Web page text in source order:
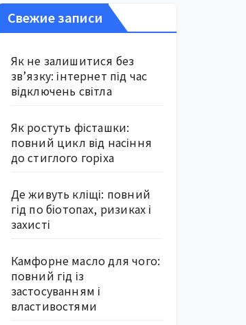
Свежие записи
Як не залишитися без
зв’язку: інтернет під час
відключень світла
Як ростуть фісташки:
повний цикл від насіння
до стиглого горіха
Де живуть кліщі: повний
гід по біотопах, ризиках і
захисті
Камфорне масло для чого:
повний гід із
застосуванням і
властивостями